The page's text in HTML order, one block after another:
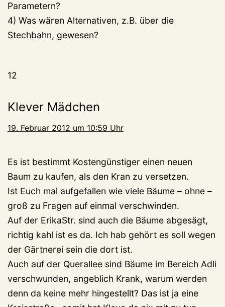
Parametern?
4) Was wären Alternativen, z.B. über die
Stechbahn, gewesen?
12
Klever Mädchen
19. Februar 2012 um 10:59 Uhr
Es ist bestimmt Kostengünstiger einen neuen
Baum zu kaufen, als den Kran zu versetzen.
Ist Euch mal aufgefallen wie viele Bäume – ohne –
groß zu Fragen auf einmal verschwinden.
Auf der ErikaStr. sind auch die Bäume abgesägt,
richtig kahl ist es da. Ich hab gehört es soll wegen
der Gärtnerei sein die dort ist.
Auch auf der Querallee sind Bäume im Bereich Adli
verschwunden, angeblich Krank, warum werden
denn da keine mehr hingestellt? Das ist ja eine